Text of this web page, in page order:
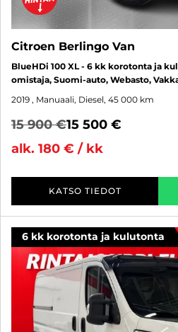
Citroen Berlingo Van
BlueHDi 100 XL - 6 kk korotonta ja
omistaja, Suomi-auto, Webasto,
2019 , Manuaali, Diesel, 45 000 km
15 900 €15 500 €
alk. 180 € / kk
KATSO TIEDOT
6 kk korotonta ja kulutonta